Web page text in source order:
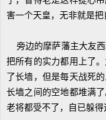
害一个天皇，无非就是把
旁边的摩萨藩主大友西
把所有的实力都用上了
了长墙，但是每天战死
长墙之间的空地都堆满
老将都受不了，自已躲得